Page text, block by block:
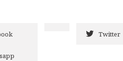
Twitter